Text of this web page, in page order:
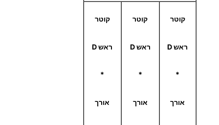
קוטר
ראשD
*
אורך
קוטר
ראשD
*
אורך
קוטר
ראשD
*
אורך